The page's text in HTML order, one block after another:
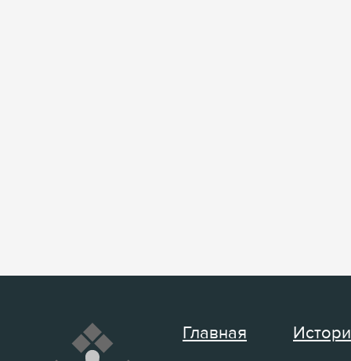
Главная